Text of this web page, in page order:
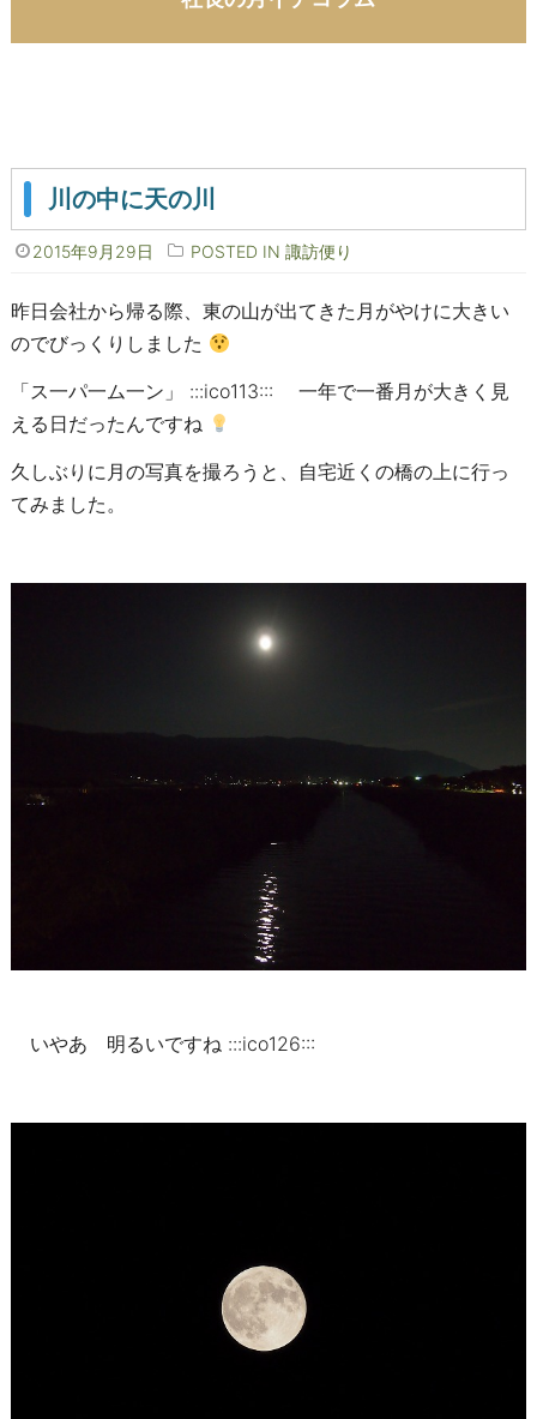
川の中に天の川
2015年9月29日 POSTED IN 諏訪便り
昨日会社から帰る際、東の山が出てきた月がやけに大きい
のでびっくりしました
「ス一パ一ム一ン」 :::ico113::: 一年で一番月が大きく見
える日だったんですね
久しぶりに月の写真を撮ろうと、自宅近くの橋の上に行っ
てみました。
いやあ 明るいですね :::ico126:::